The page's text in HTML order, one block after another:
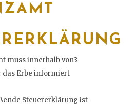
muss innerhalb von3
das Erbe informiert
Steuererklärung ist